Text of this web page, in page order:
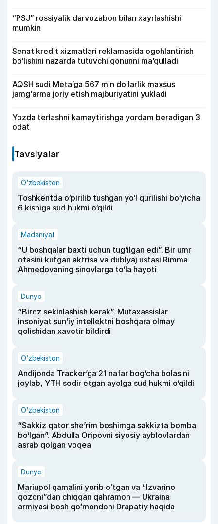
“PSJ” rossiyalik darvozabon bilan xayrlashishi
mumkin
Senat kredit xizmatlari reklamasida ogohlantirish
bo‘lishini nazarda tutuvchi qonunni ma’qulladi
AQSH sudi Meta’ga 567 mln dollarlik maxsus
jamg‘arma joriy etish majburiyatini yukladi
Yozda terlashni kamaytirishga yordam beradigan 3
odat
Tavsiyalar
O‘zbekiston
Toshkentda o‘pirilib tushgan yo‘l qurilishi bo‘yicha
6 kishiga sud hukmi o‘qildi
Madaniyat
“U boshqalar baxti uchun tug‘ilgan edi”. Bir umr
otasini kutgan aktrisa va dublyaj ustasi Rimma
Ahmedovaning sinovlarga to‘la hayoti
Dunyo
“Biroz sekinlashish kerak”. Mutaxassislar
insoniyat sun’iy intellektni boshqara olmay
qolishidan xavotir bildirdi
O‘zbekiston
Andijonda Tracker’ga 21 nafar bog‘cha bolasini
joylab, YTH sodir etgan ayolga sud hukmi o‘qildi
O‘zbekiston
“Sakkiz qator she’rim boshimga sakkizta bomba
bo‘lgan”. Abdulla Oripovni siyosiy ayblovlardan
asrab qolgan voqea
Dunyo
Mariupol qamalini yorib oʻtgan va “Izvarino
qozoni”dan chiqqan qahramon — Ukraina
armiyasi bosh qoʻmondoni Drapatiy haqida